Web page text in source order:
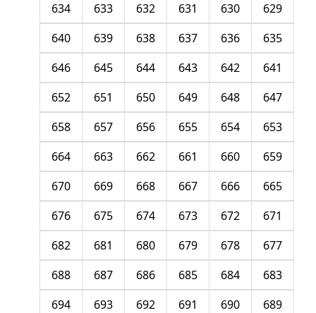
629
630
631
632
633
634
635
636
637
638
639
640
641
642
643
644
645
646
647
648
649
650
651
652
653
654
655
656
657
658
659
660
661
662
663
664
665
666
667
668
669
670
671
672
673
674
675
676
677
678
679
680
681
682
683
684
685
686
687
688
689
690
691
692
693
694